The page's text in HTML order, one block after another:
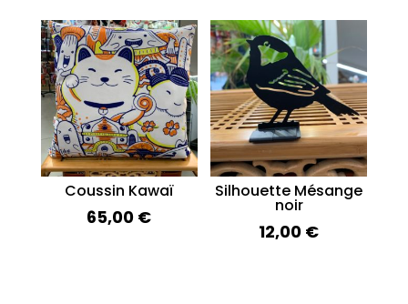
Coussin Kawaï
65,00 €
Silhouette Mésange
noir
12,00 €